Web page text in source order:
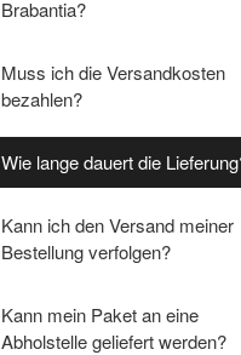
Brabantia?
Muss ich die Versandkosten
bezahlen?
Wie lange dauert die
Kann ich den Versand meiner
Bestellung verfolgen?
Kann mein Paket an eine
Abholstelle geliefert werden?